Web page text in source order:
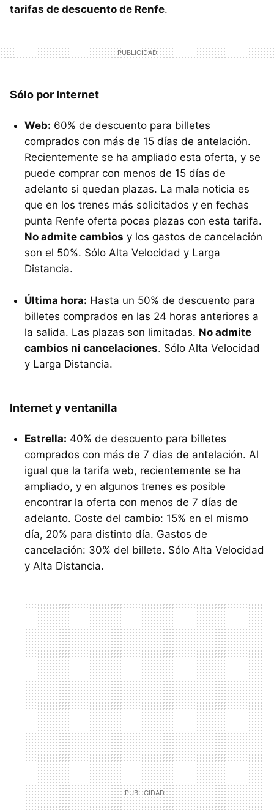
tarifas de descuento de Renfe.
Sólo por Internet
Web: 60% de descuento para billetes
comprados con más de 15 días de antelación.
Recientemente se ha ampliado esta oferta, y se
puede comprar con menos de 15 días de
adelanto si quedan plazas. La mala noticia es
que en los trenes más solicitados y en fechas
punta Renfe oferta pocas plazas con esta tarifa.
No admite cambios y los gastos de cancelación
son el 50%. Sólo Alta Velocidad y Larga
Distancia.
Última hora: Hasta un 50% de descuento para
billetes comprados en las 24 horas anteriores a
la salida. Las plazas son limitadas. No admite
cambios ni cancelaciones. Sólo Alta Velocidad
y Larga Distancia.
Internet y ventanilla
Estrella: 40% de descuento para billetes
comprados con más de 7 días de antelación. Al
igual que la tarifa web, recientemente se ha
ampliado, y en algunos trenes es posible
encontrar la oferta con menos de 7 días de
adelanto. Coste del cambio: 15% en el mismo
día, 20% para distinto día. Gastos de
cancelación: 30% del billete. Sólo Alta Velocidad
y Alta Distancia.